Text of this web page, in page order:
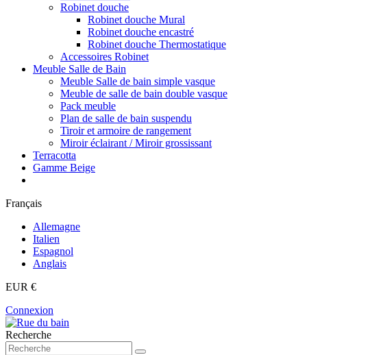
Robinet douche
Robinet douche Mural
Robinet douche encastré
Robinet douche Thermostatique
Accessoires Robinet
Meuble Salle de Bain
Meuble Salle de bain simple vasque
Meuble de salle de bain double vasque
Pack meuble
Plan de salle de bain suspendu
Tiroir et armoire de rangement
Miroir éclairant / Miroir grossissant
Terracotta
Gamme Beige
Français
Allemagne
Italien
Espagnol
Anglais
EUR €
Connexion
Recherche